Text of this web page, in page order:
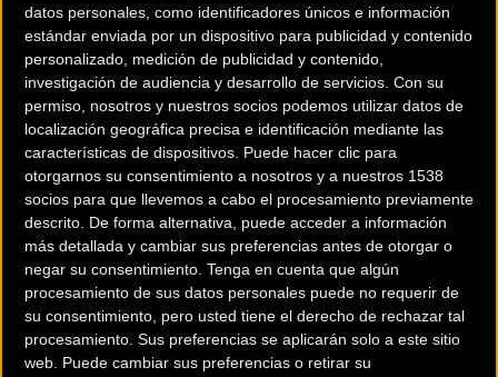
datos personales, como identificadores únicos e información
estándar enviada por un dispositivo para publicidad y contenido
personalizado, medición de publicidad y contenido,
investigación de audiencia y desarrollo de servicios. Con su
permiso, nosotros y nuestros socios podemos utilizar datos de
localización geográfica precisa e identificación mediante las
características de dispositivos. Puede hacer clic para
otorgarnos su consentimiento a nosotros y a nuestros 1538
socios para que llevemos a cabo el procesamiento previamente
descrito. De forma alternativa, puede acceder a información
más detallada y cambiar sus preferencias antes de otorgar o
negar su consentimiento. Tenga en cuenta que algún
procesamiento de sus datos personales puede no requerir de
su consentimiento, pero usted tiene el derecho de rechazar tal
procesamiento. Sus preferencias se aplicarán solo a este sitio
web. Puede cambiar sus preferencias o retirar su
ciclista anual, una modalidad que ha ido creciendo en
adeptos que cada vez demandan más opciones de
recorridos.
La Sea Otter no podía ser menos y presenta la suya propia.
La prestigiosa marca italiana de bicicletas Basso Bikes será
la marca que patrocinará y dará nombre a la prueba. De
esta manera se integra de forma más potente en el Festival
además de estar presentes con stand.
Por otro lado, Bioracer, la marca belga de material textil